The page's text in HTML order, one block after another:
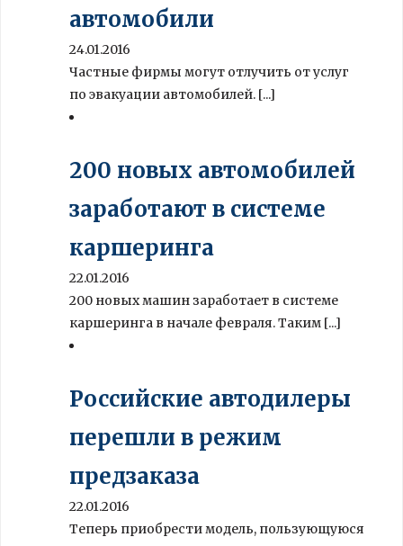
автомобили
24.01.2016
Частные фирмы могут отлучить от услуг
по эвакуации автомобилей. [...]
200 новых автомобилей
заработают в системе
каршеринга
22.01.2016
200 новых машин заработает в системе
каршеринга в начале февраля. Таким [...]
Российские автодилеры
перешли в режим
предзаказа
22.01.2016
Теперь приобрести модель, пользующуюся